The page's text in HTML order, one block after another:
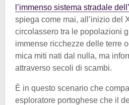
l’immenso sistema stradale
spiega come mai, all’inizio del
circolassero tra le popolazioni
immense ricchezze delle terre
mica miti nati dal nulla, ma
attraverso secoli di scambi.
È in questo scenario che
esploratore portoghese che il